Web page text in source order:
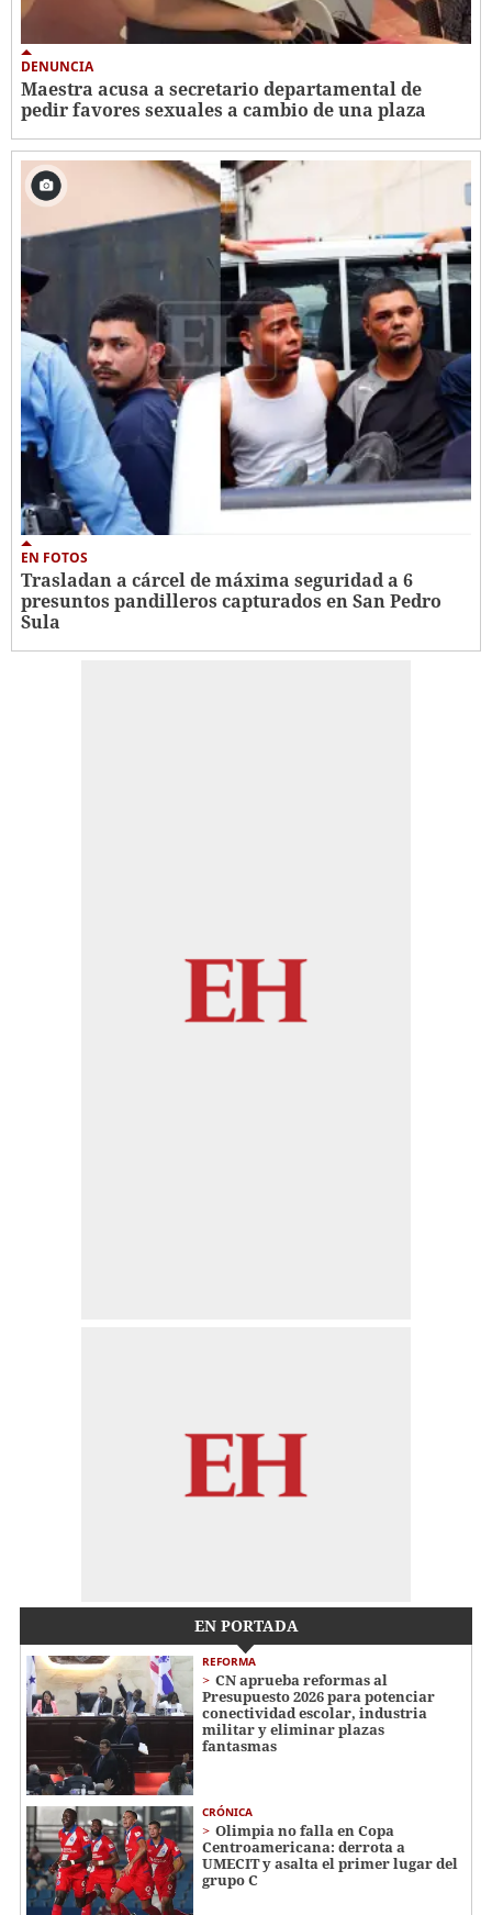
DENUNCIA
Maestra acusa a secretario departamental de
pedir favores sexuales a cambio de una plaza
EN FOTOS
Trasladan a cárcel de máxima seguridad a 6
presuntos pandilleros capturados en San Pedro
Sula
EN PORTADA
REFORMA
CN aprueba reformas al
Presupuesto 2026 para potenciar
conectividad escolar, industria
militar y eliminar plazas
fantasmas
CRÓNICA
Olimpia no falla en Copa
Centroamericana: derrota a
UMECIT y asalta el primer lugar del
grupo C